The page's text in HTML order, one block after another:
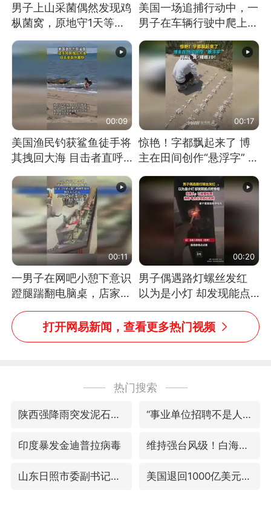
男子上山采菌偶然发现鸡
枞菌窝，原地守1天等它
长大：挖了140多朵
美国一场追捕行动中，一
男子在车辆行驶中爬上车
顶跳舞。（新京报）
00:09
美国渔民钓获鲨鱼徒手将
其拽回大海 目击者直呼
震惊 （视频来源：参考
消息）
00:17
惊艳！字都飘起来了 博
主在田间创作“悬浮字” 网
友：真·裸眼3D！
00:11
一男子在网吧小憩下意识
蹬腿踹翻电脑桌，店家3
台显示器与机械臂损坏
00:20
男子偶遇路灯螺丝发红
以为是小灯 却发现能点
燃香烟 当事人：已报警
处理
打开网易新闻，查看更多热门视频
热门搜索
陕西强降雨突发泥石流致1死2失联 “事业单位招聘不是人情买卖”
印度暴发金迪普拉病毒 维持强台风级！白海豚直奔华东沿海
山东日照市委副书记王峰被查 美国退回1000亿美元关税